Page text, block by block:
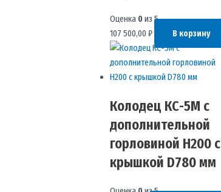
Оценка 0 из 5
107 500,00 ₽ В корзину
Колодец КС-5М с
дополнительной
горловиной H200 с
крышкой D780 мм